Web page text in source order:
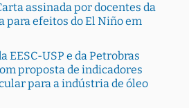
assinada por docentes da
para efeitos do El Niño em
EESC-USP e da Petrobras
proposta de indicadores
para a indústria de óleo